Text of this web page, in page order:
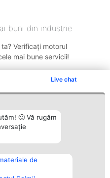
Live chat
🙂 Vă rugăm
de
buni din industrie
Verificați motorul
mai bune servicii!
Contact